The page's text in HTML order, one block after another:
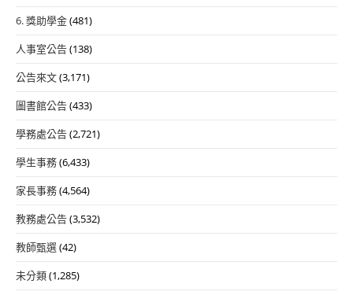
6. 獎助學金(481)
人事室公告(138)
公告來文(3,171)
圖書館公告(433)
學務處公告(2,721)
學生事務(6,433)
家長事務(4,564)
教務處公告(3,532)
教師甄選(42)
未分類(1,285)